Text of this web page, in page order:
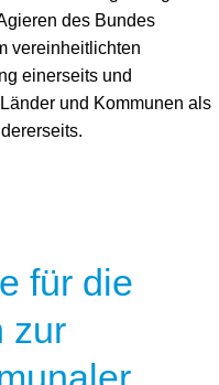
des Bundes
vereinheitlichten
einerseits und
und Kommunen als
für die
zur